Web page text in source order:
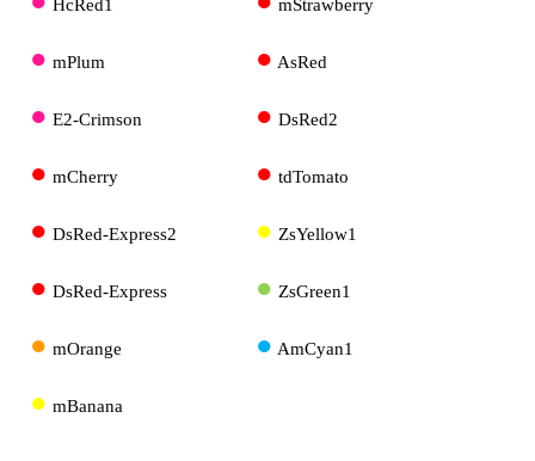
HcRed1
● mPlum
● E2-Crimson
● mCherry
mStrawberry
● AsRed
● DsRed2
● tdTomato
● DsRed-Express2
● DsRed-Express
● mOrange
● mBanana
● ZsYellow1
● ZsGreen1
● AmCyan1